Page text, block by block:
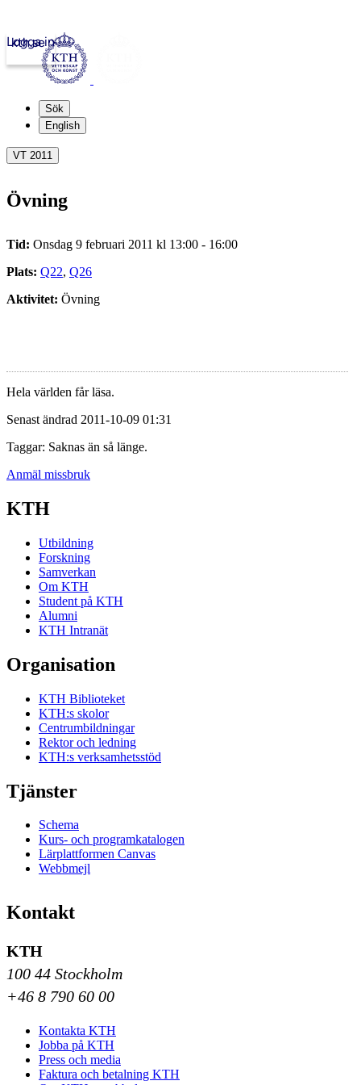
kth.se
Logga in
Sök
English
VT 2011
Övning
Tid: Onsdag 9 februari 2011 kl 13:00 - 16:00
Plats: Q22, Q26
Aktivitet: Övning
Hela världen får läsa.
Senast ändrad 2011-10-09 01:31
Taggar: Saknas än så länge.
Anmäl missbruk
KTH
Utbildning
Forskning
Samverkan
Om KTH
Student på KTH
Alumni
KTH Intranät
Organisation
KTH Biblioteket
KTH:s skolor
Centrumbildningar
Rektor och ledning
KTH:s verksamhetsstöd
Tjänster
Schema
Kurs- och programkatalogen
Lärplattformen Canvas
Webbmejl
Kontakt
KTH
100 44 Stockholm
+46 8 790 60 00
Kontakta KTH
Jobba på KTH
Press och media
Faktura och betalning KTH